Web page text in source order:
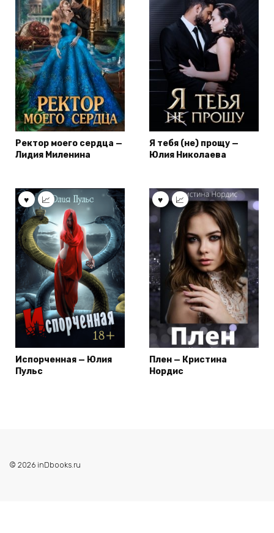
Ректор моего сердца —
Лидия Миленина
Я тебя (не) прощу —
Юлия Николаева
Испорченная — Юлия
Пульс
Плен — Кристина
Нордис
© 2026 inDbooks.ru